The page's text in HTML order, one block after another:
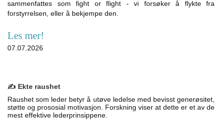
sammenfattes som fight or flight - vi forsøker å flykte fra
forstyrrelsen, eller å bekjempe den.
Les mer!
07.07.2026
✍️ Ekte raushet
Raushet som leder betyr å utøve ledelse med bevisst generøsitet,
støtte og prososial motivasjon. Forskning viser at dette er et av de
mest effektive lederprinsippene.